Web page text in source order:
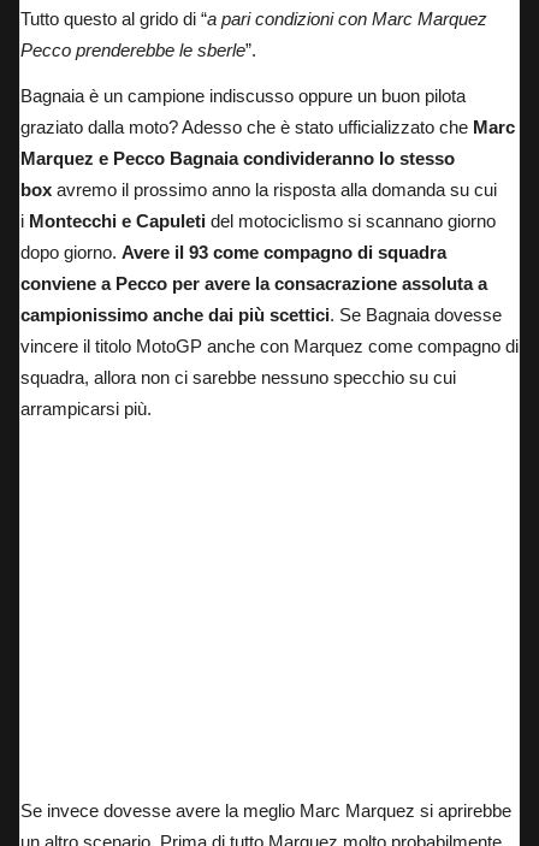
Tutto questo al grido di “a pari condizioni con Marc Marquez
Pecco prenderebbe le sberle”.
Bagnaia è un campione indiscusso oppure un buon pilota
graziato dalla moto? Adesso che è stato ufficializzato che Marc
Marquez e Pecco Bagnaia condivideranno lo stesso
box avremo il prossimo anno la risposta alla domanda su cui
i Montecchi e Capuleti del motociclismo si scannano giorno
dopo giorno. Avere il 93 come compagno di squadra
conviene a Pecco per avere la consacrazione assoluta a
campionissimo anche dai più scettici. Se Bagnaia dovesse
vincere il titolo MotoGP anche con Marquez come compagno di
squadra, allora non ci sarebbe nessuno specchio su cui
arrampicarsi più.
Se invece dovesse avere la meglio Marc Marquez si aprirebbe